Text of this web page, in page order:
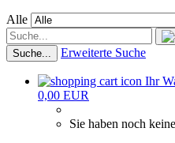
Alle
Suche... Erweiterte Suche
Ihr
0,00 EUR
Sie haben noch